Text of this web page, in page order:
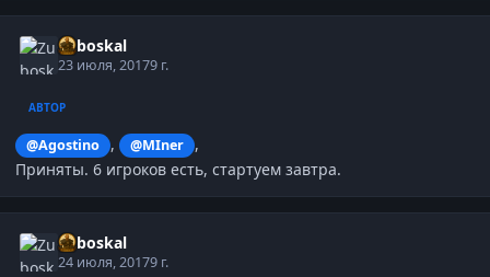
Zuboskal
23 июля, 20179 г.
АВТОР
@Agostino , @MIner
,
Приняты. 6 игроков есть, стартуем завтра.
Zuboskal
24 июля, 20179 г.